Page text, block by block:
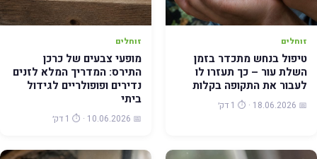
זוחלים
טיפול בנחש מתכדר בזמן
השלת עור – כך תעזרו לו
לעבור את התקופה בקלות
📅 18.06.2026 · ⏱️ 1 דק׳
זוחלים
מופעי צבעים של כרכן
התירס: המדריך המלא לזנים
נדירים ופופולריים לגידול
ביתי
📅 10.06.2026 · ⏱️ 1 דק׳